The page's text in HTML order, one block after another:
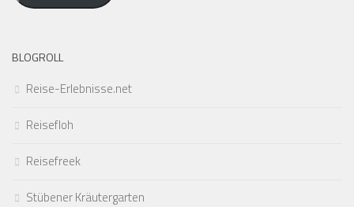
BLOGROLL
Reise-Erlebnisse.net
Reisefloh
Reisefreek
Stübener Kräutergarten